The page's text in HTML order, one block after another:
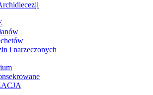
i narzeczonych